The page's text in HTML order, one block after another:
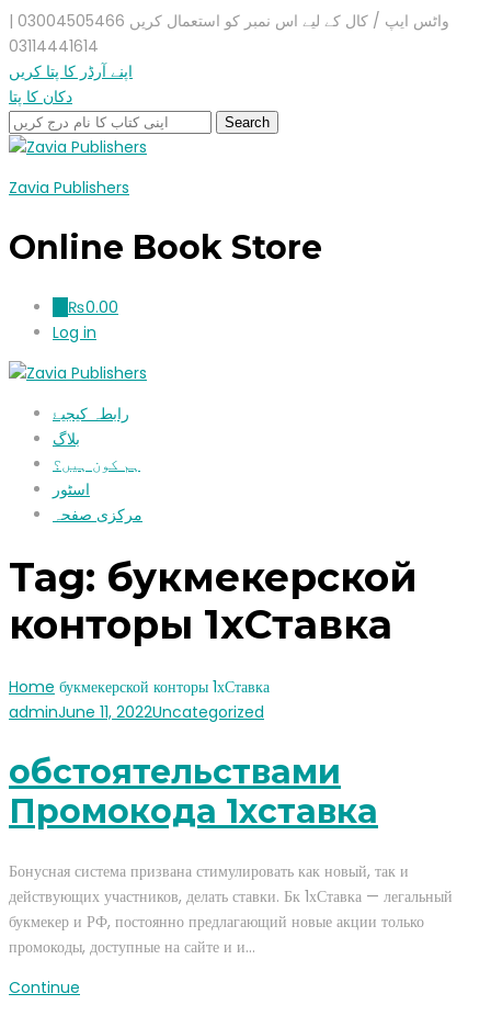
واٹس ایپ / کال کے لیے اس نمبر کو استعمال کریں 03004505466 |
03114441614
اپنے آرڈر کا پتا کریں
دکان کا پتا
Zavia Publishers
Online Book Store
₨0.00
Log in
رابطہ کیجیۓ
بلاگ
ہم کون ہیں؟
اسٹور
مرکزی صفحہ
Tag: букмекерской
конторы 1хСтавка
Home букмекерской конторы 1хСтавка
adminJune 11, 2022Uncategorized
обстоятельствами
Промокода 1хставка
Бонусная система призвана стимулировать как новый, так и
действующих участников, делать ставки. Бк 1хСтавка — легальный
букмекер и РФ, постоянно предлагающий новые акции только
промокоды, доступные на сайте и и…
Continue